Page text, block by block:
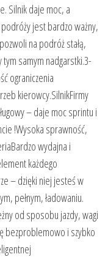
Silnik daje moc, a
jest bardzo ważny,
na podróż stałą,
samym nadgarstki.3-
ograniczenia
kierowcy.SilnikFirmy
– daje moc sprintu i
!Wysoka sprawność,
wydajna i
każdego
– dzięki niej jesteś w
pełnym, ładowaniu.
od sposobu jazdy, wagi
bezproblemowo i szybko